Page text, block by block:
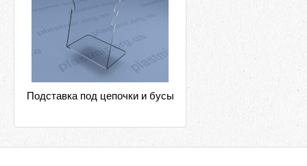
Подставка под цепочки и бусы